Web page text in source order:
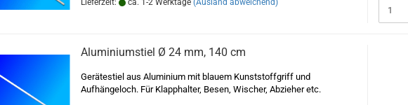
Lieferzeit: ca. 1-2 Werktage (Ausland abweichend)
Aluminiumstiel Ø 24 mm, 140 cm
Gerätestiel aus Aluminium mit blauem Kunststoffgriff und
Aufhängeloch. Für Klapphalter, Besen, Wischer, Abzieher etc.